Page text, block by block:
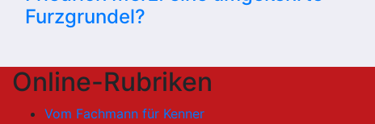
Furzgrundel?
Online-Rubriken
Vom Fachmann für Kenner